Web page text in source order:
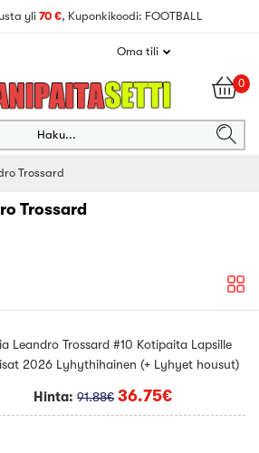
yli 70 €, Kuponkikoodi: FOOTBALL
Oma tili
0
Haku...
Trossard
Trossard
Leandro Trossard #10 Kotipaita Lapsille
2026 Lyhythihainen (+ Lyhyet housut)
Hinta:91.88€ 36.75€